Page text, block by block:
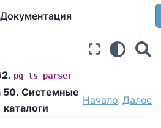
pg_ts_parser
50. Системные
каталоги
Начало Далее